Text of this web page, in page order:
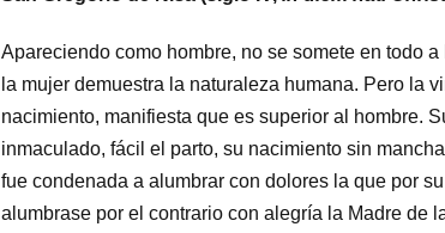
Apareciendo como hombre, no se somete en todo
la mujer demuestra la naturaleza humana. Pero la
nacimiento, manifiesta que es superior al hombre.
inmaculado, fácil el parto, su nacimiento sin
fue condenada a alumbrar con dolores la que por
alumbrase por el contrario con alegría la Madre de